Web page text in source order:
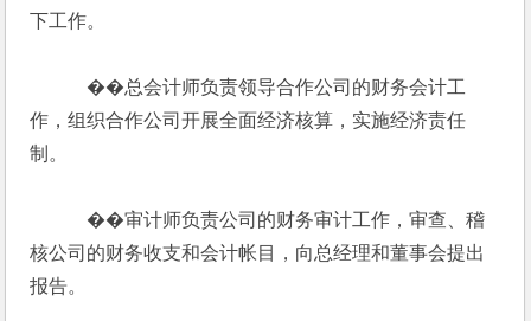
下工作。
��总会计师负责领导合作公司的财务会计工
作，组织合作公司开展全面经济核算，实施经济责任
制。
��审计师负责公司的财务审计工作，审查、稽
核公司的财务收支和会计帐目，向总经理和董事会提出
报告。